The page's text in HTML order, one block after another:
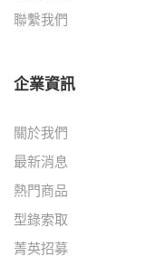
聯繫我們
企業資訊
關於我們
最新消息
熱門商品
型錄索取
菁英招募